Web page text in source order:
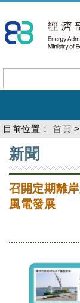
到
主
內
容
目前位置： 首頁
:::
新聞
召開定期離
風電發展